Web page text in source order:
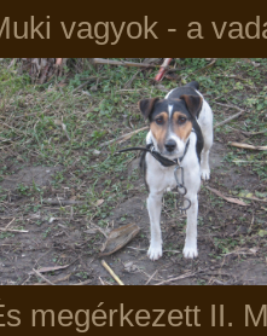
vagyok - a
megérkezett II.